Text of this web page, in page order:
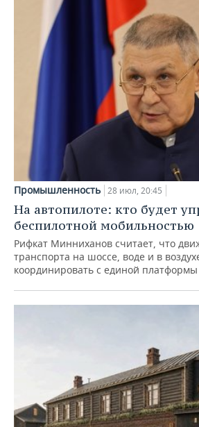
Промышленность 28 июл, 20:45
На автопилоте: кто будет
беспилотной мобильностью
Рифкат Минниханов считает, что
транспорта на шоссе, воде и в
координировать с единой платформы